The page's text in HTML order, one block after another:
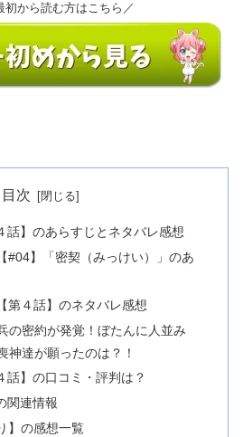
初から読む方はこちら／
目次
話】のあらすじとネタバレ感想
#04】「密契（みっけい）」のあ
第４話】のネタバレ感想
の密約が発覚！ぼたんに人並み
神達が願ったのは？！
話】の口コミ・評判は？
関連情報
】の感想一覧